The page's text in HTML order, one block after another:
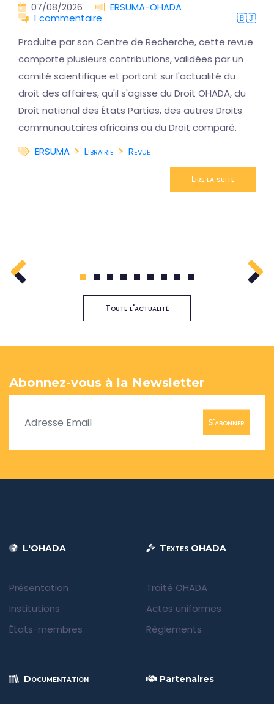
07/08/2026
ERSUMA-OHADA
1 commentaire
🇧🇯
Produite par son Centre de Recherche, cette revue
comporte plusieurs contributions, validées par un
comité scientifique et portant sur l'actualité du
droit des affaires, qu'il s'agisse du Droit OHADA, du
Droit national des États Parties, des autres Droits
communautaires africains ou du Droit comparé.
ERSUMA
Librairie Revue
Lire la suite
1 2 3 4 5 6 7 8 9
Toute l'actualité
Abonnez-vous à la Newsletter
S'abonner
L'OHADA
Présentation
Institutions
États-membres
Textes OHADA
Traité OHADA
Actes uniformes
Règlements
Documentation Partenaires